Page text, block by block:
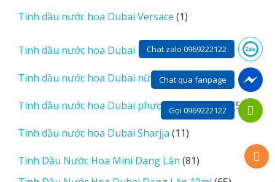
phẩm
Tinh dầu nước hoa Dubai Versace 11
phẩm
Tinh dầu nước hoa Dubai nam 22
phẩm
Tinh dầu nước hoa Dubai nữ 131131
sản
phẩm
Tinh dầu nước hoa Dubai phượng hoàng gold 55
sản
Tinh dầu nước hoa Dubai Sharjja 1111
phẩm
Tinh Dầu Nước Hoa Mini Dạng Lăn 8181
sản
Chat zalo 0969222122
Chat qua fanpage
Gọi 0969222122